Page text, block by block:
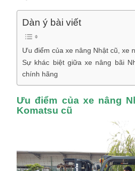
Dàn ý bài viết
Ưu điểm của xe nâng Nhật cũ, xe
Sự khác biệt giữa xe nâng bãi
chính hãng
Ưu điểm của xe nâng
Komatsu cũ